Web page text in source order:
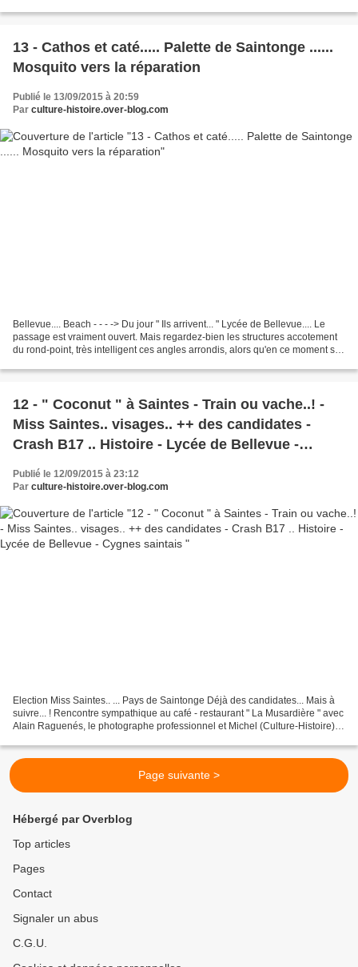
13 - Cathos et caté..... Palette de Saintonge ......
Mosquito vers la réparation
Publié le 13/09/2015 à 20:59
Par culture-histoire.over-blog.com
Bellevue.... Beach - - - -> Du jour " Ils arrivent... " Lycée de Bellevue.... Le
passage est vraiment ouvert. Mais regardez-bien les structures accotement
du rond-point, très intelligent ces angles arrondis, alors qu'en ce moment sur
12 - " Coconut " à Saintes - Train ou vache..! -
Miss Saintes.. visages.. ++ des candidates -
Crash B17 .. Histoire - Lycée de Bellevue -
Publié le 12/09/2015 à 23:12
Par culture-histoire.over-blog.com
Election Miss Saintes.. ... Pays de Saintonge Déjà des candidates... Mais à
suivre... ! Rencontre sympathique au café - restaurant " La Musardière " avec
Alain Raguenés, le photographe professionnel et Michel (Culture-Histoire) le
**********************************************************************************..
.
Page suivante >
Hébergé par Overblog
Top articles
Pages
Contact
Signaler un abus
C.G.U.